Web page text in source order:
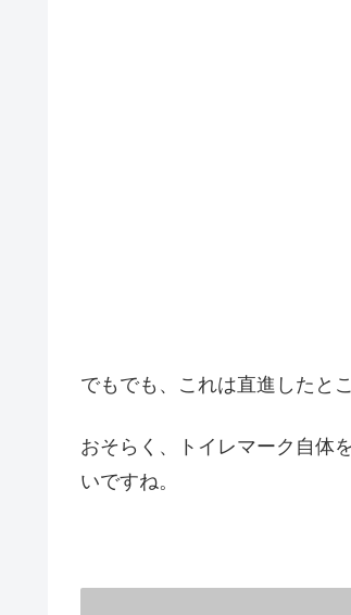
でもでも、これは直進したと
おそらく、トイレマーク自体
いですね。